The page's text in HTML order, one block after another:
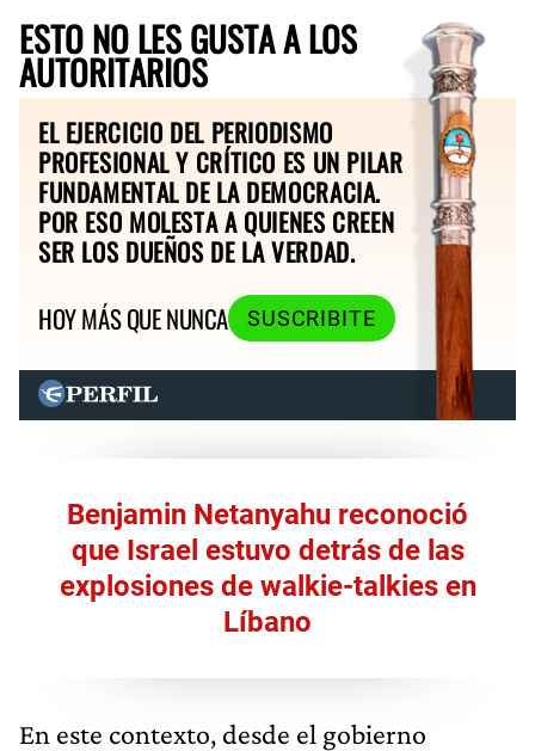
ESTO NO LES GUSTA A LOS
AUTORITARIOS
EL EJERCICIO DEL PERIODISMO
PROFESIONAL Y CRÍTICO ES UN PILAR
FUNDAMENTAL DE LA DEMOCRACIA.
POR ESO MOLESTA A QUIENES CREEN
SER LOS DUEÑOS DE LA VERDAD.
HOY MÁS QUE NUNCA
SUSCRIBITE
Benjamin Netanyahu reconoció
que Israel estuvo detrás de las
explosiones de walkie-talkies en
Líbano
En este contexto, desde el gobierno